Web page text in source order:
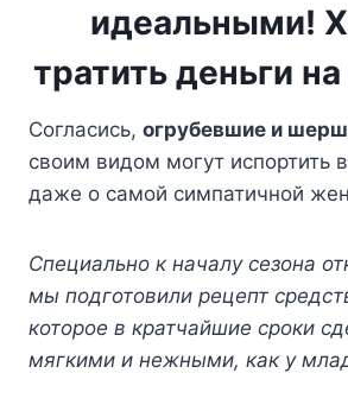
идеальными!
тратить деньги
Согласись, огрубевшие и
своим видом могут испортить
даже о самой симпатичной
Специально к началу сезона
мы подготовили рецепт
которое в кратчайшие сроки
мягкими и нежными, как у